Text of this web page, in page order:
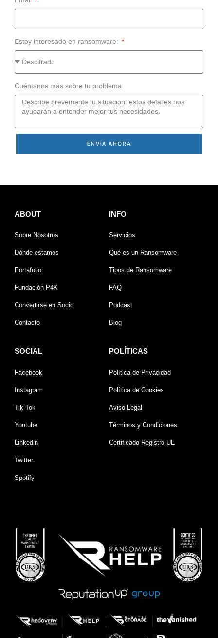
Estoy interesado en ransomware:
Cuéntanos más sobre tu problema
ENVÍA AHORA
ABOUT
Sobre Nosotros
Dónde estamos
Portafolio
Fundación P4K
Convertirse en Socio
Contacto
INFO
Servicios
Qué es un Ransomware
Tipos de Ransomware
FAQ
Podcast
Blog
SOCIAL
Facebook
Instagram
Tik Tok
Youtube
Linkedin
Twitter
Spotify
POLÍTICAS
Política de Privacidad
Política de Cookies
Aviso Legal
Términos y Condiciones
Certificado Registro UE